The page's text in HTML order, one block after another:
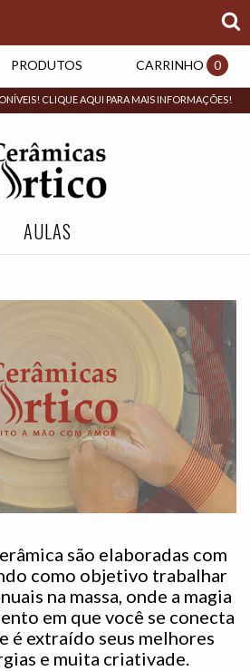
PRODUTOS CARRINHO 0
CLIQUE AQUI PARA MAIS INFORMAÇÕES!
AULAS
são elaboradas com
como objetivo trabalhar
na massa, onde a magia
em que você se conecta
é extraído seus melhores
e muita criativade.